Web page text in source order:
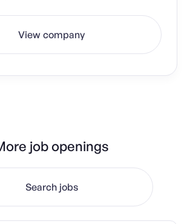
View company
job openings
Search jobs